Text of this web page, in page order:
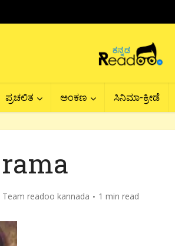
ಪ್ರಚಲಿತ ಅಂಕಣ ಸಿನಿಮಾ-ಕ್ರೀಡೆ
rama
Team readoo kannada 1 min read